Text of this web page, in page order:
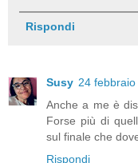
Rispondi
Susy 24
Anche a me è
Forse più di
sul finale che
Rispondi